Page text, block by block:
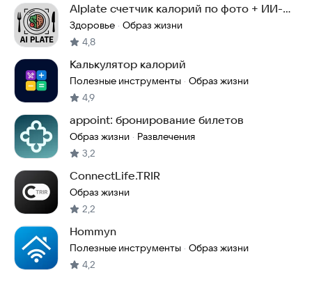
AIplate счетчик калорий по фото + ИИ-
Диетолог чат
Здоровье · Образ жизни
4,8
Калькулятор калорий
Полезные инструменты · Образ жизни
4,9
appoint: бронирование билетов
Образ жизни · Развлечения
3,2
ConnectLife.TRIR
Образ жизни
2,2
Hommyn
Полезные инструменты · Образ жизни
4,2